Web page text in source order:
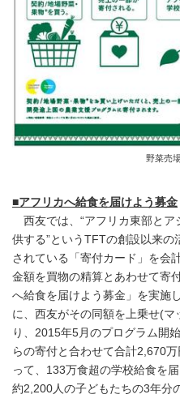
野菜売
■アフリカへ給食を届けよう募金
西友では、“アフリカ東部とア
供する”というTFTの創設以来
されている「寄付カード」を会
金額を買物の精算とあわせて寄
へ給食を届けよう募金」を実施
に、西友がその同額を上乗せ(
り、2015年5月のプログラム開
らの寄付と合わせて合計2,670
って、133万食超の学校給食を
約2,200人の子どもたちの3年分